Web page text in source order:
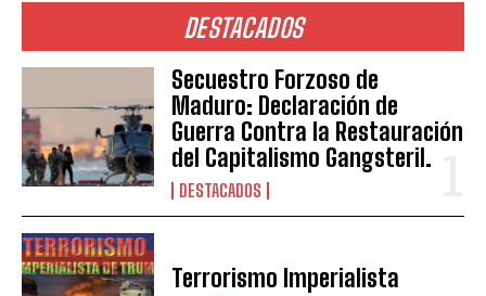
DESTACADOS
Secuestro Forzoso de
Maduro: Declaración de
Guerra Contra la Restauración
del Capitalismo Gangsteril.
DESTACADOS
Terrorismo Imperialista